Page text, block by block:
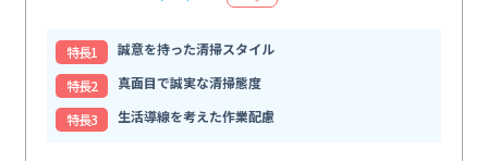
特⻑1
誠意を持った清掃スタイル
特⻑2
真面目で誠実な清掃態度
特⻑3
生活導線を考えた作業配慮